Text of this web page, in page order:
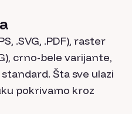
.SVG, .PDF), raster
crno-bele varijante,
Šta sve ulazi
pokrivamo kroz